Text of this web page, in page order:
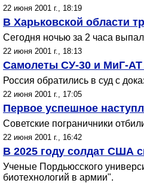
22 июня 2001 г., 18:19
В Харьковской области
Сегодня ночью за 2 часа
22 июня 2001 г., 18:13
Самолеты СУ-30 и МиГ-
Россия обратились в суд с
22 июня 2001 г., 17:05
Первое успешное
Советские пограничники
22 июня 2001 г., 16:42
В 2025 году солдат США
Ученые Пордьюсского
биотехнологий в армии".